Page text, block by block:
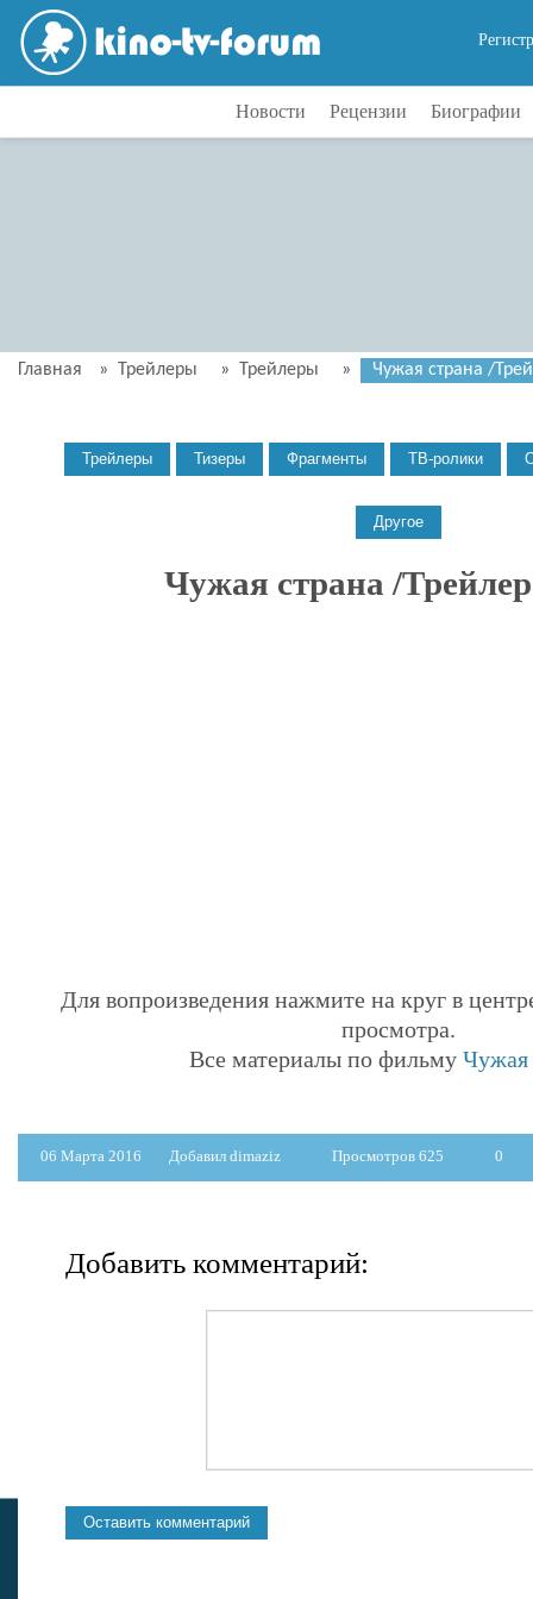
Новости Рецензии Биографии
Главная » Трейлеры » Трейлеры » Чужая страна /
Чужая страна /
Для вопроизведения нажмите на круг в
просмотра.
Все материалы по фильмуЧужая
06 Марта 2016 Добавил dimaziz Просмотров 625 0
Добавить комментарий: